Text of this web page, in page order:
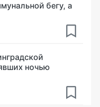
бегу, а
ночью